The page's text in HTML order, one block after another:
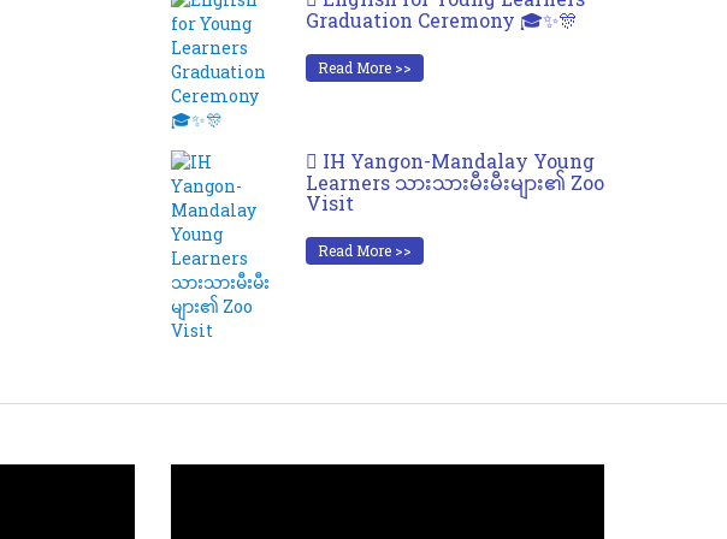
Graduation Ceremony 🎓✨🎊
Read More >>
IH Yangon-Mandalay Young
Learners သားသားမီးမီးများ၏ Zoo
Visit
Read More >>